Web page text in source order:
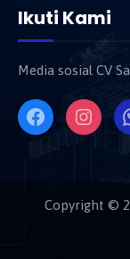
Ikuti Kami
Media sosial CV
Copyright ©